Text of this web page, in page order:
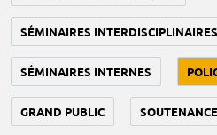
SÉMINAIRES INTERDISCIPLINAIRES
SÉMINAIRES INTERNES
GRAND PUBLIC